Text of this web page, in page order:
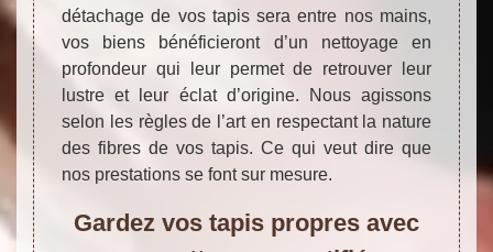
détachage de vos tapis sera entre nos mains,
vos biens bénéficieront d’un nettoyage en
profondeur qui leur permet de retrouver leur
lustre et leur éclat d’origine. Nous agissons
selon les règles de l’art en respectant la nature
des fibres de vos tapis. Ce qui veut dire que
nos prestations se font sur mesure.
Gardez vos tapis propres avec